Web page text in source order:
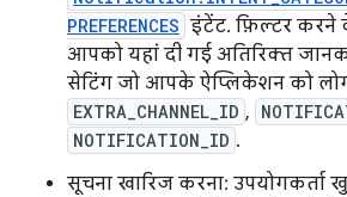
PREFERENCES इंटेंट. फ़िल्टर करने
आपको यहां दी गई अतिरिक्त
सेटिंग जो आपके ऐप्लिकेशन को
EXTRA_CHANNEL_ID ,
NOTIFICATION_ID .
सूचना खारिज करना: उपयोगकर्ता